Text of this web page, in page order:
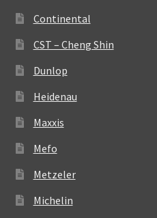
Continental
CST – Cheng Shin
Dunlop
Heidenau
Maxxis
Mefo
Metzeler
Michelin